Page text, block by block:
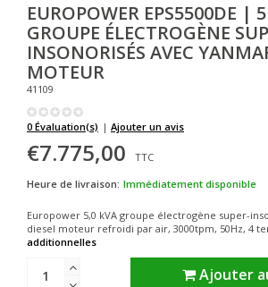
EUROPOWER EPS5500DE |
GROUPE ÉLECTROGÈNE
INSONORISÉS AVEC
MOTEUR
41109
0 Évaluation(s) | Ajouter un avis
€7.775,00
TTC
Heure de livraison: Immédiatement disponible
Europower 5,0 kVA groupe électrogène super-
diesel moteur refroidi par air, 3000tpm, 50Hz, 4
additionnelles
Ajouter